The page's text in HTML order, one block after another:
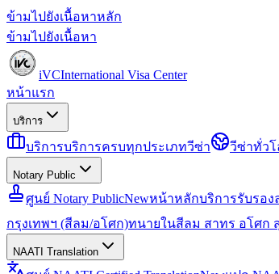
ข้ามไปยังเนื้อหาหลัก
ข้ามไปยังเนื้อหา
iVCInternational Visa Center
หน้าแรก
บริการ
บริการบริการครบทุกประเภทวีซ่า วีซ่าทั่วโ
Notary Public
ศูนย์ Notary PublicNewหน้าหลักบริการรับรอง
กรุงเทพฯ (สีลม/อโศก)ทนายในสีลม สาทร อโศก
NAATI Translation